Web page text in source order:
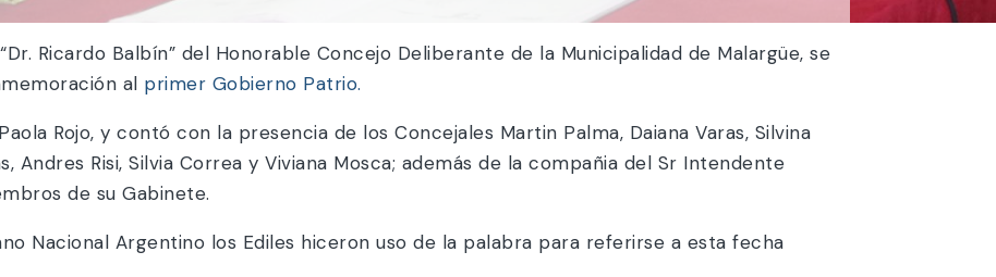
Ricardo Balbín” del Honorable Concejo Deliberante de la Municipalidad de Malargüe, se
al primer Gobierno Patrio.
Rojo, y contó con la presencia de los Concejales Martin Palma, Daiana Varas, Silvina
Andres Risi, Silvia Correa y Viviana Mosca; además de la compañia del Sr Intendente
de su Gabinete.
Nacional Argentino los Ediles hiceron uso de la palabra para referirse a esta fecha